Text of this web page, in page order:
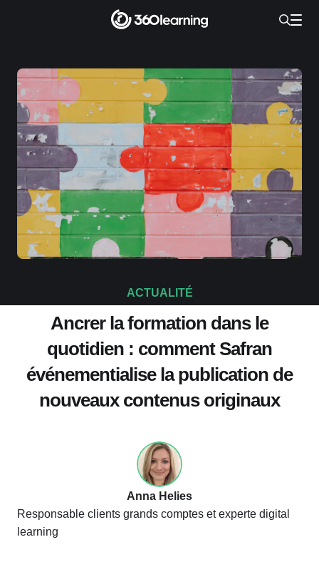
ACTUALITÉ
Ancrer la formation dans le
quotidien : comment Safran
événementialise la publication de
nouveaux contenus originaux
Anna Helies
Responsable clients grands comptes et experte digital
learning